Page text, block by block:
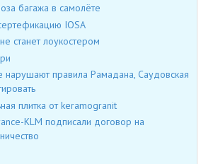
багажа в самолёте
IOSA
станет лоукостером
нарушают правила Рамадана, Саудовская
плитка от keramogranit
KLM подписали договор на